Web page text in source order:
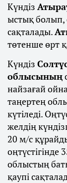
Күндіз
ыстық болып,
сақталады.
төтенше өрт
Күндіз
облысының
найзағай
таңертең
күтіледі.
желдің
20 м/с
облыстың
қаупі